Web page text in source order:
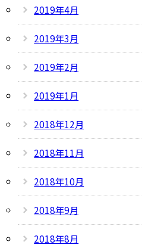
2019年4月
2019年3月
2019年2月
2019年1月
2018年12月
2018年11月
2018年10月
2018年9月
2018年8月